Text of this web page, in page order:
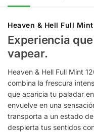
Heaven & Hell Full
Experiencia
vapear.
Heaven & Hell Full Mint
combina la frescura
que acaricia tu paladar
envuelve en una
transporta a un estado
despierta tus sentidos